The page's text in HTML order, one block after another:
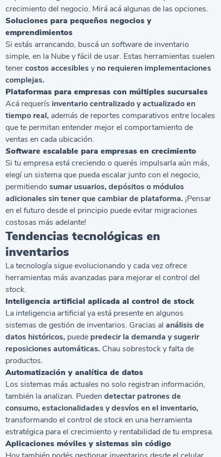
crecimiento del negocio. Mirá acá algunas de las opciones.
Soluciones para pequeños negocios y
emprendimientos
Si estás arrancando, buscá un softwarede inventario
simple, en la Nube y fácil de usar. Estas herramientas suelen
tenercostos accesiblesy no requieren implementaciones
complejas.
Plataformas para empresas con múltiples sucursales
Acá requerís inventario centralizado y actualizado en
tiempo real, además de reportes comparativos entre locales
que te permitan entender mejor el comportamiento de
ventas en cada ubicación.
Software escalable para empresas en crecimiento
Si tu empresa está creciendo o querés impulsarla aún más,
elegí un sistema que pueda escalar junto con el negocio,
permitiendo sumar usuarios, depósitos o módulos
adicionales sin tener que cambiar de plataforma. ¡Pensar
en el futuro desde el principio puede evitar migraciones
costosas más adelante!
Tendencias tecnológicas en
inventarios
La tecnología sigue evolucionando y cada vez ofrece
herramientas más avanzadas para mejorar el control del
stock.
Inteligencia artificial aplicada al control de stock
La inteligencia artificial ya está presente en algunos
sistemas de gestión de inventarios. Gracias alanálisis de
datos históricos, puede predecir la demanda y sugerir
reposiciones automáticas. Chausobrestocky falta de
productos.
Automatización y analítica de datos
Los sistemas más actuales no solo registran información,
también la analizan. Pueden detectar patrones de
consumo, estacionalidades y desvíos en el inventario,
transformando el control destocken una herramienta
estratégica para el crecimiento y rentabilidad de tu empresa.
Aplicaciones móviles y sistemas sin código